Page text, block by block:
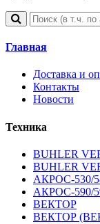
Главная
Доставка и
Контакты
Новости
Техника
BUHLER
BUHLER
АКРОС-530/
АКРОС-590/
ВЕКТОР
ВЕКТОР